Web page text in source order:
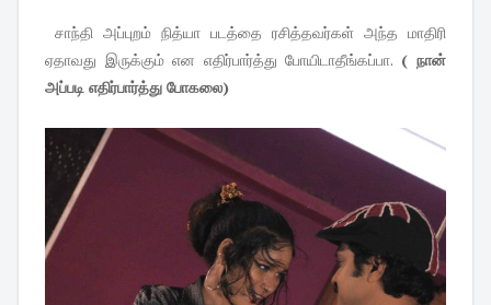
சாந்தி அப்புறம் நித்யா படத்தை ரசித்தவர்கள் அந்த மாதிரி
ஏதாவது இருக்கும் என எதிர்பார்த்து போயிடாதீங்கப்பா. ( நான்
அப்படி எதிர்பார்த்து போகலை)